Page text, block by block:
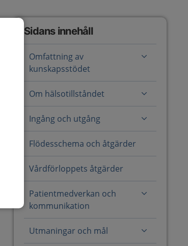
Sidans innehåll
Omfattning av
kunskapsstödet
Om hälsotillståndet
Ingång och utgång
Flödesschema och åtgärder
Vårdförloppets åtgärder
Patientmedverkan och
kommunikation
Utmaningar och mål